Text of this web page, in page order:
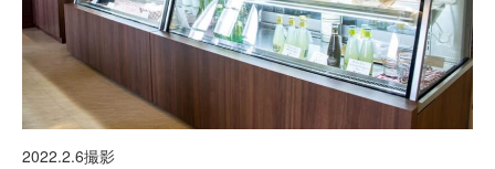
2022.2.6撮影